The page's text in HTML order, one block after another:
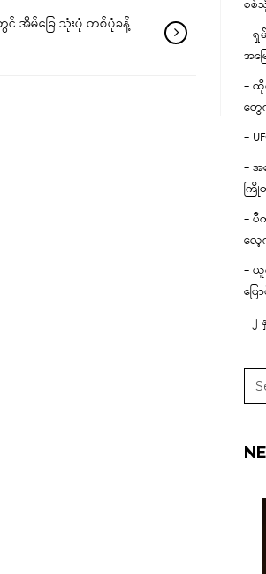
င် အိမ်ခြေ သုံးပုံ တစ်ပုံခန့်
စစ်
– ရှ
အမ
–
တွေ
–
–
ကြို
–
လေ့
–
ပြေ
– ၂